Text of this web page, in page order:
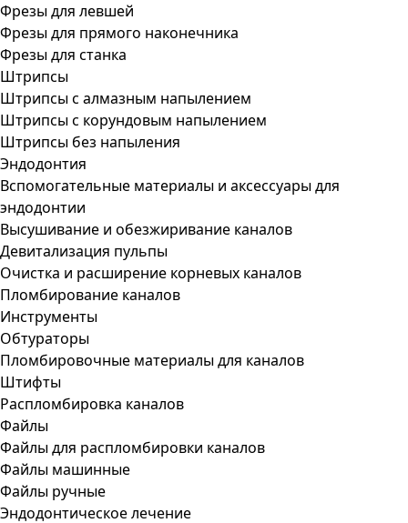
Фрезы для левшей
Фрезы для прямого наконечника
Фрезы для станка
Штрипсы
Штрипсы c алмазным напылением
Штрипсы c корундовым напылением
Штрипсы без напыления
Эндодонтия
Вспомогательные материалы и аксессуары для
эндодонтии
Высушивание и обезжиривание каналов
Девитализация пульпы
Очистка и расширение корневых каналов
Пломбирование каналов
Инструменты
Обтураторы
Пломбировочные материалы для каналов
Штифты
Распломбировка каналов
Файлы
Файлы для распломбировки каналов
Файлы машинные
Файлы ручные
Эндодонтическое лечение